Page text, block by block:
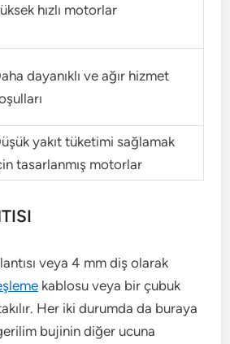
hızlı motorlar
dayanıklı ve ağır hizmet
yakıt tüketimi sağlamak
tasarlanmış motorlar
veya 4 mm diş olarak
kablosu veya bir çubuk
Her iki durumda da buraya
bujinin diğer ucuna